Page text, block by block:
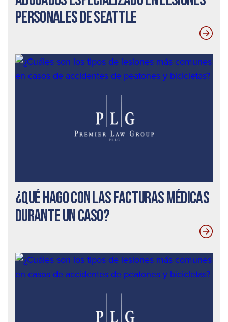
personales de Seattle
¿Qué hago con las facturas médicas
durante un caso?